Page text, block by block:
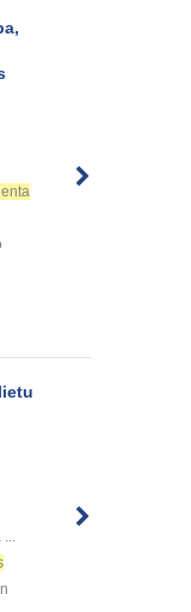
...